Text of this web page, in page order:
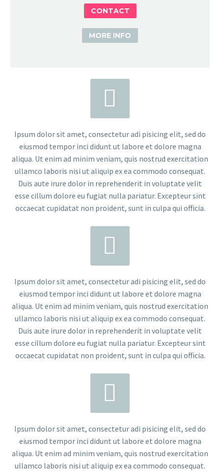
CONTACT
MORE INFO


Ipsum dolor sit amet, consectetur adi pisicing elit, sed do
eiusmod tempor inci didunt ut labore et dolore magna
aliqua. Ut enim ad minim veniam, quis nostrud exercitation
ullamco laboris nisi ut aliquip ex ea commodo consequat.
Duis aute irure dolor in reprehenderit in voluptate velit
esse cillum dolore eu fugiat nulla pariatur. Excepteur sint
occaecat cupidatat non proident, sunt in culpa qui officia.


Ipsum dolor sit amet, consectetur adi pisicing elit, sed do
eiusmod tempor inci didunt ut labore et dolore magna
aliqua. Ut enim ad minim veniam, quis nostrud exercitation
ullamco laboris nisi ut aliquip ex ea commodo consequat.
Duis aute irure dolor in reprehenderit in voluptate velit
esse cillum dolore eu fugiat nulla pariatur. Excepteur sint
occaecat cupidatat non proident, sunt in culpa qui officia.


Ipsum dolor sit amet, consectetur adi pisicing elit, sed do
eiusmod tempor inci didunt ut labore et dolore magna
aliqua. Ut enim ad minim veniam, quis nostrud exercitation
ullamco laboris nisi ut aliquip ex ea commodo consequat.